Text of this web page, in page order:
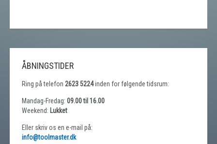
ÅBNINGSTIDER
Ring på telefon 2623 5224inden for følgende tidsrum:
Mandag-Fredag: 09.00 til 16.00
Weekend: Lukket
Eller skriv os en e-mail på:
info@toolmaster.dk